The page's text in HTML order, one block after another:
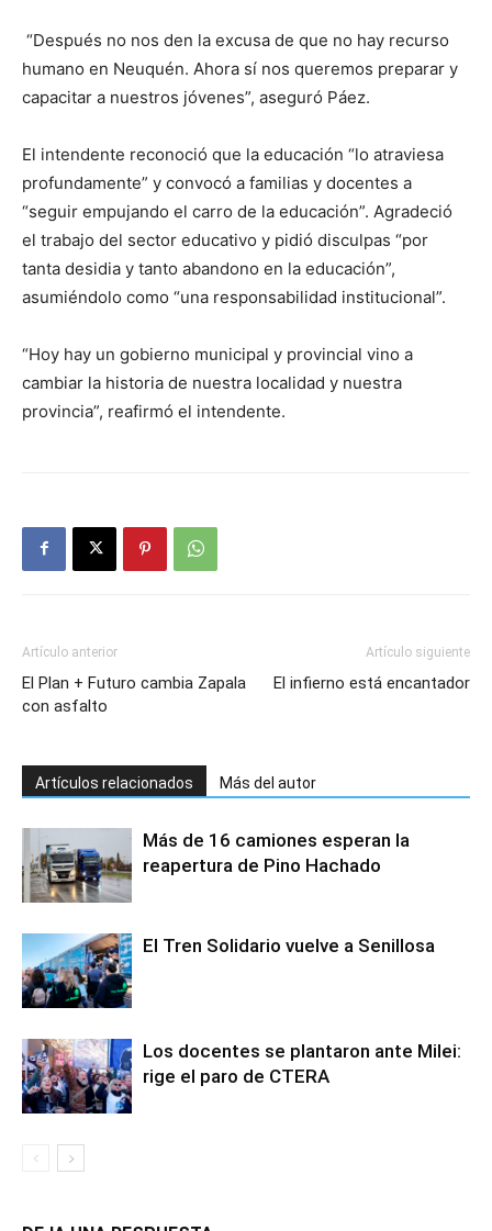
“Después no nos den la excusa de que no hay recurso
humano en Neuquén. Ahora sí nos queremos preparar y
capacitar a nuestros jóvenes”, aseguró Páez.
El intendente reconoció que la educación “lo atraviesa
profundamente” y convocó a familias y docentes a
“seguir empujando el carro de la educación”. Agradeció
el trabajo del sector educativo y pidió disculpas “por
tanta desidia y tanto abandono en la educación”,
asumiéndolo como “una responsabilidad institucional”.
“Hoy hay un gobierno municipal y provincial vino a
cambiar la historia de nuestra localidad y nuestra
provincia”, reafirmó el intendente.
Artículo anterior
El Plan + Futuro cambia Zapala
con asfalto
Artículo siguiente
El infierno está encantador
Artículos relacionados Más del autor
Más de 16 camiones esperan la
reapertura de Pino Hachado
El Tren Solidario vuelve a Senillosa
Los docentes se plantaron ante Milei:
rige el paro de CTERA